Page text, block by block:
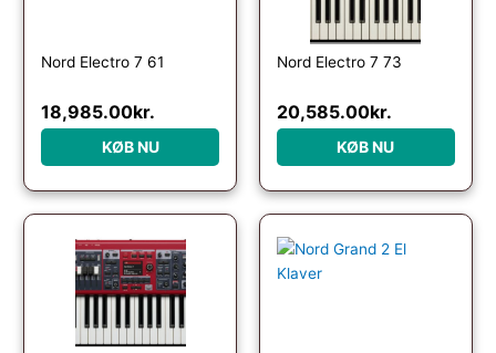
Nord Electro 7 61
18,985.00kr.
KØB NU
Nord Electro 7 73
20,585.00kr.
KØB NU